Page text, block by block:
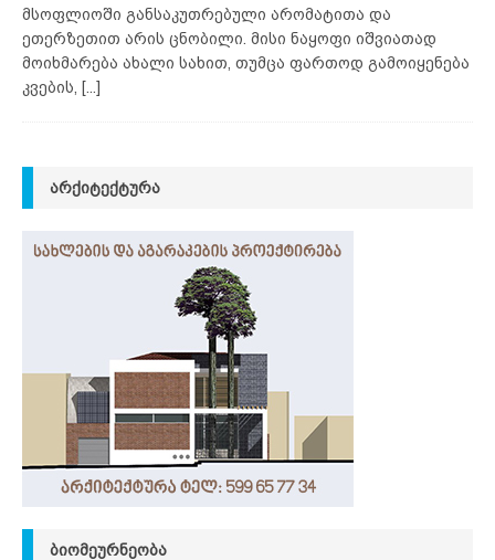
მსოფლიოში განსაკუთრებული არომატითა და
ეთერზეთით არის ცნობილი. მისი ნაყოფი იშვიათად
მოიხმარება ახალი სახით, თუმცა ფართოდ გამოიყენება
კვების,
[...]
ᲐᲠᲥᲘᲢᲔᲥᲢᲣᲠᲐ
ᲑᲘᲝᲛᲔᲣᲠᲜᲔᲝᲑᲐ